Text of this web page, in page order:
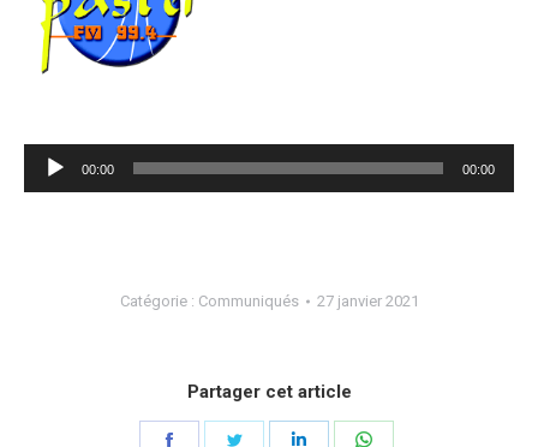
Lecteur
audio
00:00 00:00
Catégorie : Communiqués 27 janvier 2021
Partager cet article
Partager Partager Partager